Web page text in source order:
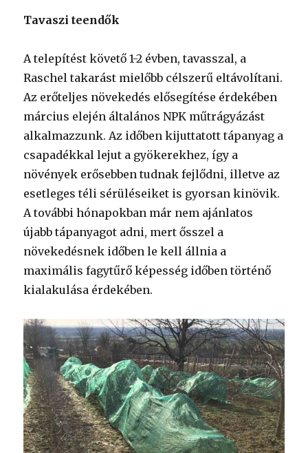
Tavaszi teendők
A telepítést követő 1-2 évben, tavasszal, a
Raschel takarást mielőbb célszerű eltávolítani.
Az erőteljes növekedés elősegítése érdekében
március elején általános NPK műtrágyázást
alkalmazzunk. Az időben kijuttatott tápanyag a
csapadékkal lejut a gyökerekhez, így a
növények erősebben tudnak fejlődni, illetve az
esetleges téli sérüléseiket is gyorsan kinövik.
A további hónapokban már nem ajánlatos
újabb tápanyagot adni, mert ősszel a
növekedésnek időben le kell állnia a
maximális fagytűrő képesség időben történő
kialakulása érdekében.